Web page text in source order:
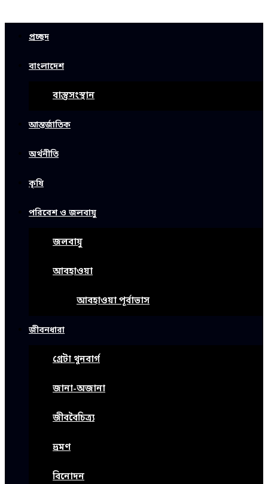
প্রচ্ছদ
বাংলাদেশ
বাস্তুসংস্থান
আন্তর্জাতিক
অর্থনীতি
কৃষি
পরিবেশ ও জলবায়ু
জলবায়ু
আবহাওয়া
আবহাওয়া পূর্বাভাস
জীবনধারা
গ্রেটা থুনবার্গ
জানা-অজানা
জীববৈচিত্র্য
ভ্রমণ
বিনোদন